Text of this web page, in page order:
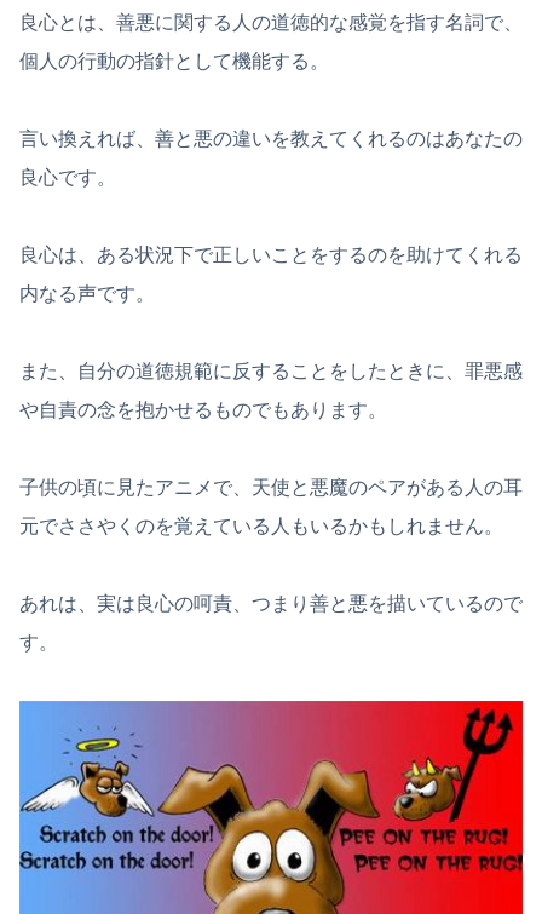
良心とは、善悪に関する人の道徳的な感覚を指す名詞で、
個人の行動の指針として機能する。
言い換えれば、善と悪の違いを教えてくれるのはあなたの
良心です。
良心は、ある状況下で正しいことをするのを助けてくれる
内なる声です。
また、自分の道徳規範に反することをしたときに、罪悪感
や自責の念を抱かせるものでもあります。
子供の頃に見たアニメで、天使と悪魔のペアがある人の耳
元でささやくのを覚えている人もいるかもしれません。
あれは、実は良心の呵責、つまり善と悪を描いているので
す。